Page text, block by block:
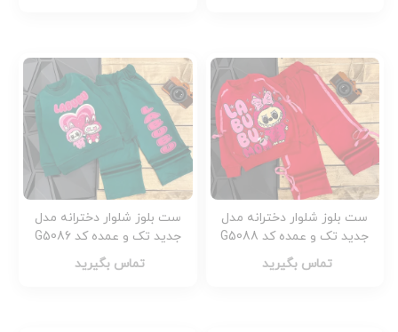
ست بلوز شلوار دخترانه مدل
جدید تک و عمده کد G5088
تماس بگیرید
ست بلوز شلوار دخترانه مدل
جدید تک و عمده کد G5086
تماس بگیرید